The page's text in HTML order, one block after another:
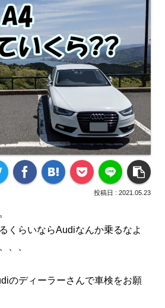
2021.05.23
くらいならAudiなんか乗るなよ
、、
のディーラーさんで車検をお願